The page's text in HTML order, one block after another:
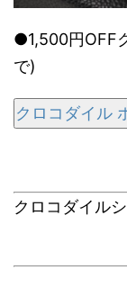
●1,500円OFF
で)
クロコダイル
クロコダイル